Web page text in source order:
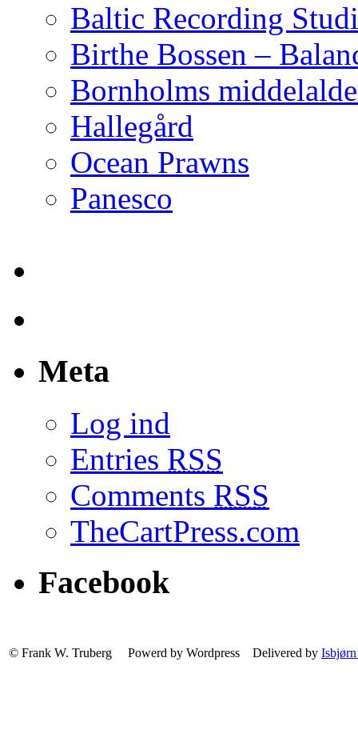
Baltic Recording
Birthe Bossen –
Bornholms
Hallegård
Ocean Prawns
Panesco
Meta
Log ind
Entries RSS
Comments RSS
TheCartPress.com
Facebook
© Frank W. Truberg Powerd by Wordpress Delivered by